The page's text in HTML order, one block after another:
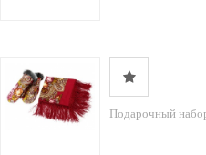
Подарочный